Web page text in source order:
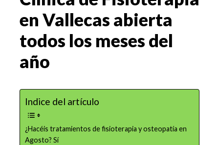
en Vallecas abierta
todos los meses del
año
Indice del artículo
¿Hacéis tratamientos de fisioterapia y osteopatía en
Agosto? Sí